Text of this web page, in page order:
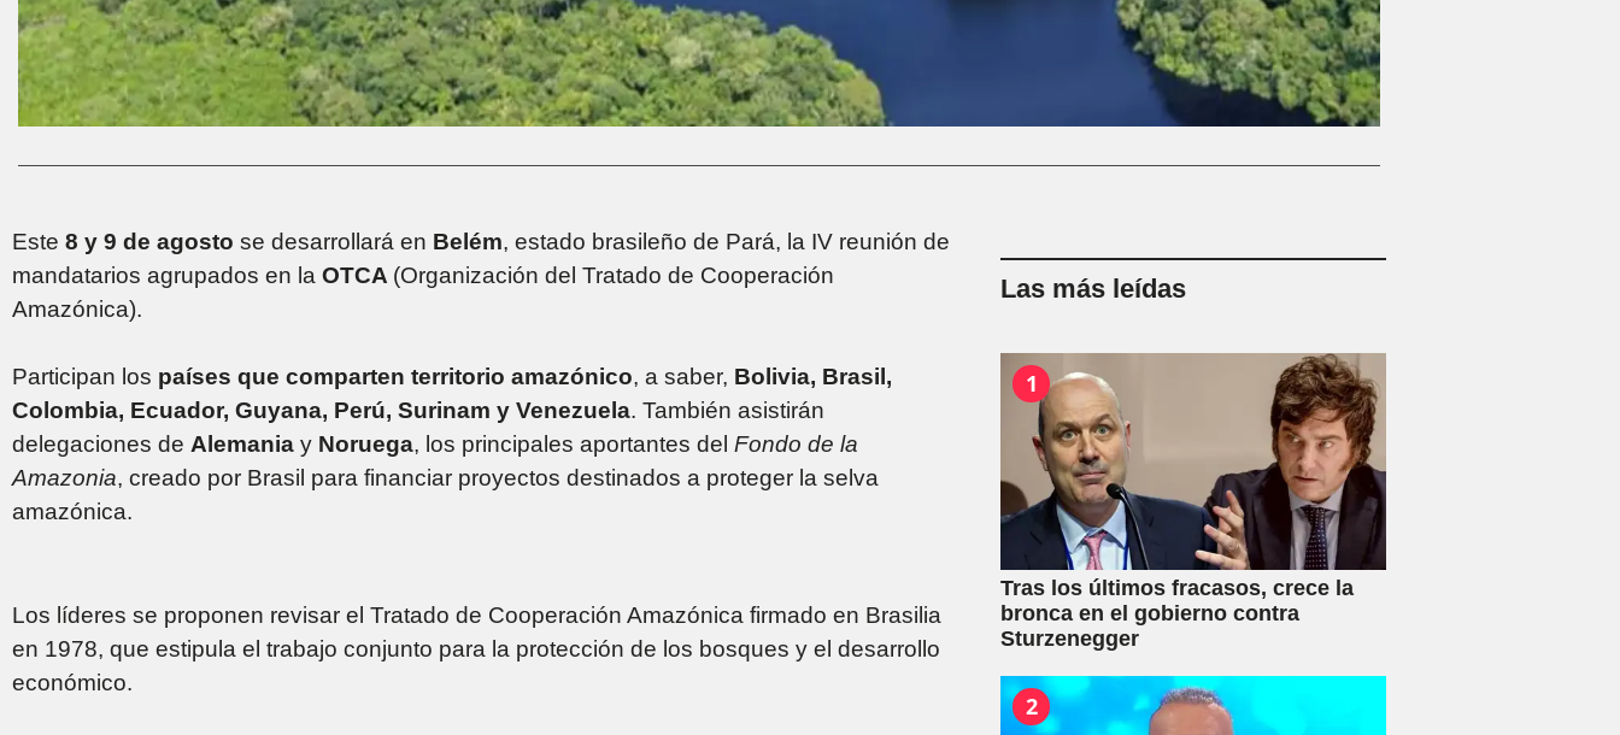
Este 8 y 9 de agosto se desarrollará en Belém, estado brasileño de Pará, la IV reunión de
mandatarios agrupados en la OTCA (Organización del Tratado de Cooperación
Amazónica).
Participan los países que comparten territorio amazónico, a saber, Bolivia, Brasil,
Colombia, Ecuador, Guyana, Perú, Surinam y Venezuela. También asistirán
delegaciones de Alemania y Noruega, los principales aportantes del Fondo de la
Amazonia, creado por Brasil para financiar proyectos destinados a proteger la selva
amazónica.
Los líderes se proponen revisar el Tratado de Cooperación Amazónica firmado en Brasilia
en 1978, que estipula el trabajo conjunto para la protección de los bosques y el desarrollo
económico.
Las más leídas
1
Tras los últimos fracasos, crece la
bronca en el gobierno contra
Sturzenegger
2